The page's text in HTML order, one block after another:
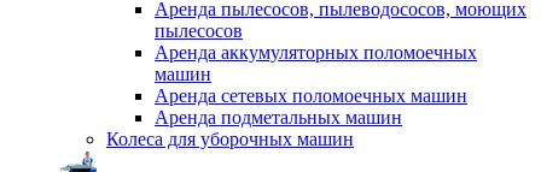
Аренда пылесосов, пылеводососов, моющих
пылесосов
Аренда аккумуляторных поломоечных
машин
Аренда сетевых поломоечных машин
Аренда подметальных машин
Колеса для уборочных машин